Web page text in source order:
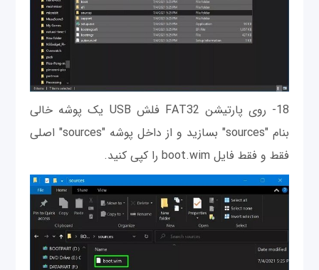
18- روی پارتیشن FAT32 فلش USB یک پوشه خالی
بنام "sources" بسازید و از داخل پوشه "sources" اصلی
فقط و فقط فایل boot.wim را کپی کنید.